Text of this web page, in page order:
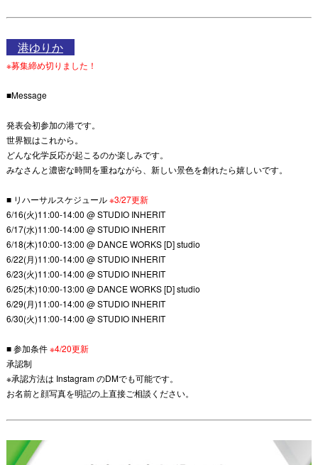
港ゆりか
※募集締め切りました！
■Message
発表会初参加の港です。
世界観はこれから。
どんな化学反応が起こるのか楽しみです。
みなさんと濃密な時間を重ねながら、新しい景色を創れたら嬉しいです。
■ リハーサルスケジュール※3/27更新
6/16(火)11:00-14:00 @ STUDIO INHERIT
6/17(水)11:00-14:00 @ STUDIO INHERIT
6/18(木)10:00-13:00 @ DANCE WORKS [D] studio
6/22(月)11:00-14:00 @ STUDIO INHERIT
6/23(火)11:00-14:00 @ STUDIO INHERIT
6/25(木)10:00-13:00 @ DANCE WORKS [D] studio
6/29(月)11:00-14:00 @ STUDIO INHERIT
6/30(火)11:00-14:00 @ STUDIO INHERIT
■ 参加条件※4/20更新
承認制
※承認方法は Instagram のDMでも可能です。
お名前と顔写真を明記の上直接ご相談ください。